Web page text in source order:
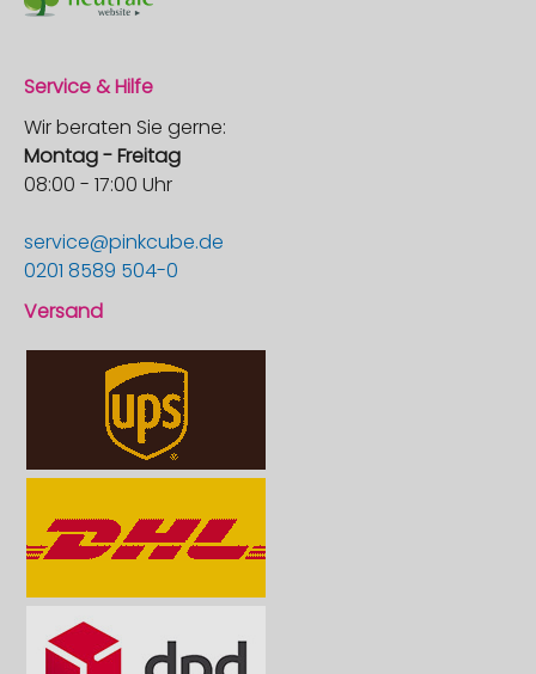
Service & Hilfe
Wir beraten Sie gerne:
Montag - Freitag
08:00 - 17:00 Uhr
service@pinkcube.de
0201 8589 504-0
Versand